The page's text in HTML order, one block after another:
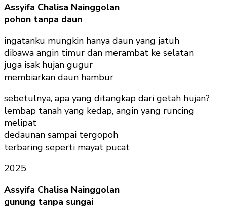
Assyifa Chalisa Nainggolan
pohon tanpa daun
ingatanku mungkin hanya daun yang jatuh
dibawa angin timur dan merambat ke selatan
juga isak hujan gugur
membiarkan daun hambur
sebetulnya, apa yang ditangkap dari getah hujan?
lembap tanah yang kedap, angin yang runcing
melipat
dedaunan sampai tergopoh
terbaring seperti mayat pucat
2025
Assyifa Chalisa Nainggolan
gunung tanpa sungai